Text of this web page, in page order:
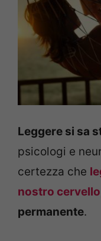
Leggere si sa
psicologi e
certezza che
nostro cervello
permanente.